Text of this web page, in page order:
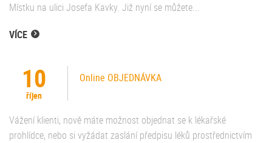
Místku na ulici Josefa Kavky. Již nyní se můžete...
VÍCE
10
říjen
Online OBJEDNÁVKA
Vážení klienti, nově máte možnost objednat se k lékařské
prohlídce, nebo si vyžádat zaslání předpisu léků prostřednictvím